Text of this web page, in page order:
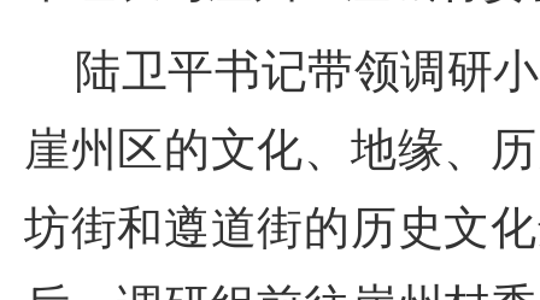
陆卫平书记带领调研
崖州区的文化、地缘、
坊街和遵道街的历史文